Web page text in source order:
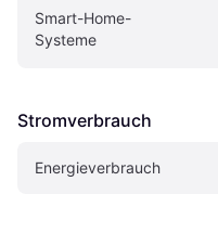
Smart-Home-
Systeme
Stromverbrauch
Energieverbrauch